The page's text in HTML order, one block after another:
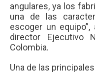
angulares, ya los
una de las
escoger un equipo”,
director Ejecutivo
Colombia.
Una de las